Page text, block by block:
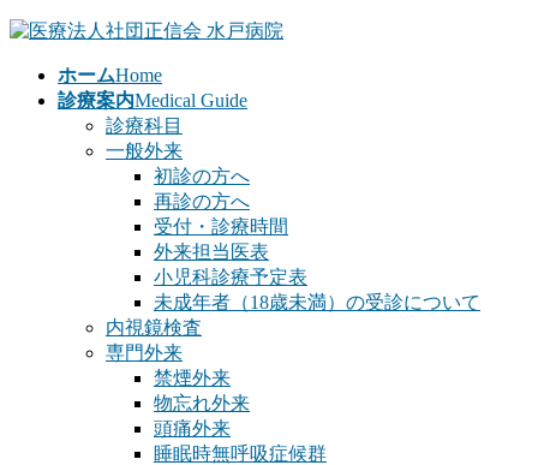
コ
ナ
ホームHome
診療案内Medical Guide
診療科目
一般外来
初診の方へ
再診の方へ
受付・診療時間
外来担当医表
小児科診療予定表
未成年者（18歳未満）の受診について
内視鏡検査
専門外来
禁煙外来
物忘れ外来
頭痛外来
睡眠時無呼吸症候群